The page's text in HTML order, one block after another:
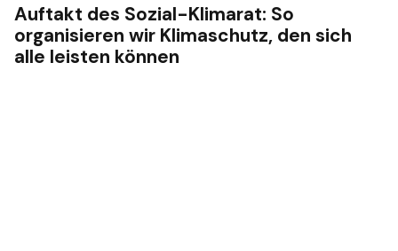
Auftakt des Sozial-Klimarat: So
organisieren wir Klimaschutz, den sich
alle leisten können